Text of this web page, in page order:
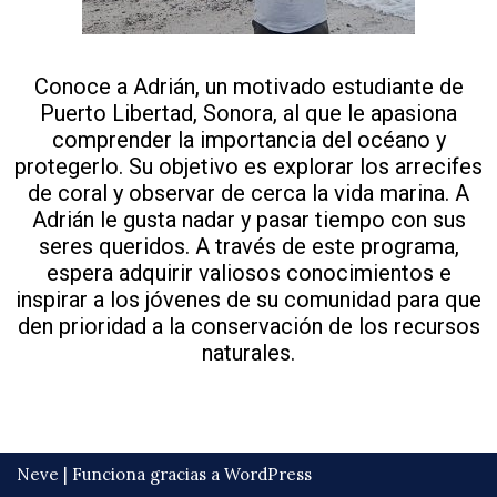
Conoce a Adrián, un motivado estudiante de
Puerto Libertad, Sonora, al que le apasiona
comprender la importancia del océano y
protegerlo. Su objetivo es explorar los arrecifes
de coral y observar de cerca la vida marina. A
Adrián le gusta nadar y pasar tiempo con sus
seres queridos. A través de este programa,
espera adquirir valiosos conocimientos e
inspirar a los jóvenes de su comunidad para que
den prioridad a la conservación de los recursos
naturales.
Neve | Funciona gracias a WordPress